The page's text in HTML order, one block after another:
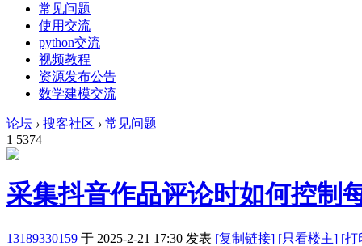
常见问题
使用交流
python交流
视频教程
资源发布公告
数学建模交流
论坛 › 搜客社区 › 常见问题
1 5374
采集抖音作品评论时如何控制
13189330159 于 2025-2-21 17:30 发表 [复制链接] [只看楼主] [